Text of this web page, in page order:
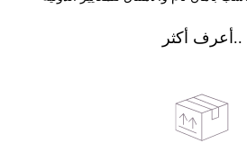
أعرف أكثر..